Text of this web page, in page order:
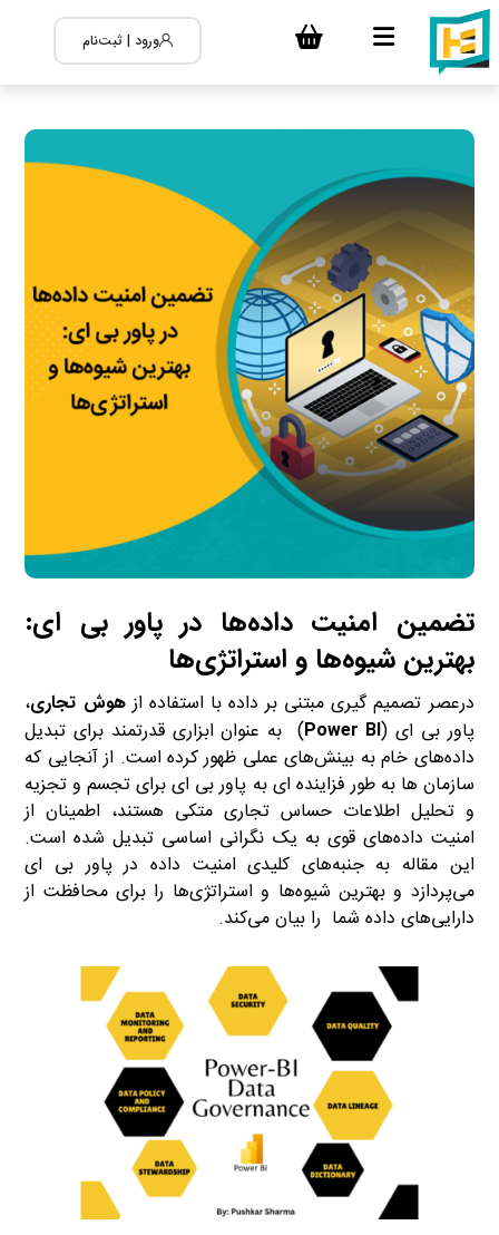
ورود | ثبت‌نام
تضمین امنیت داده‌ها در پاور بی ای:
بهترین شیوه‌ها و استراتژی‌ها
درعصر تصمیم گیری مبتنی بر داده با استفاده ازهوش تجاری،
پاور بی ای (Power BI) به عنوان ابزاری قدرتمند برای تبدیل
داده‌های خام به بینش‌های عملی ظهور کرده است. از آنجایی که
سازمان ها به طور فزاینده ای به پاور بی ای برای تجسم و تجزیه
و تحلیل اطلاعات حساس تجاری متکی هستند، اطمینان از
امنیت داده‌های قوی به یک نگرانی اساسی تبدیل شده است.
این مقاله به جنبه‌های کلیدی امنیت داده در پاور بی ای
می‌پردازد و بهترین شیوه‌ها و استراتژی‌ها را برای محافظت از
دارایی‌های داده شما را بیان می‌کند.